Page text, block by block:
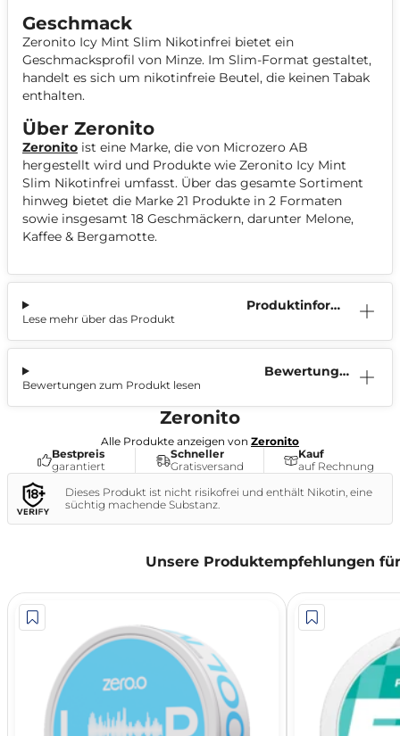
Geschmack
Zeronito Icy Mint Slim Nikotinfrei bietet ein
Geschmacksprofil von Minze. Im Slim-Format gestaltet,
handelt es sich um nikotinfreie Beutel, die keinen Tabak
enthalten.
Über Zeronito
Zeronito ist eine Marke, die von Microzero AB
hergestellt wird und Produkte wie Zeronito Icy Mint
Slim Nikotinfrei umfasst. Über das gesamte Sortiment
hinweg bietet die Marke 21 Produkte in 2 Formaten
sowie insgesamt 18 Geschmäckern, darunter Melone,
Kaffee & Bergamotte.
Produktinform
Lese mehr über das Produkt
Bewertunge
Bewertungen zum Produkt lesen
Zeronito
Alle Produkte anzeigen von Zeronito
Bestpreis
garantiert
Schneller
Gratisversand
Kauf
auf Rechnung
Dieses Produkt ist nicht risikofrei und enthält Nikotin, eine
süchtig machende Substanz.
Unsere Produktempfehlungen